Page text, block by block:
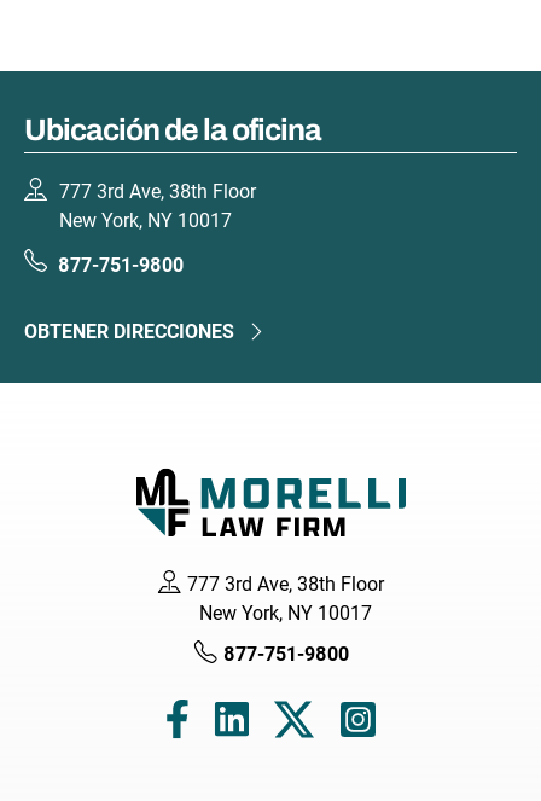
Ubicación de la oficina
777 3rd Ave, 38th Floor
New York, NY 10017
877-751-9800
OBTENER DIRECCIONES
777 3rd Ave, 38th Floor
New York, NY 10017
877-751-9800